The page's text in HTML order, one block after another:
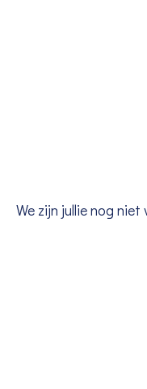
We zijn jullie nog niet